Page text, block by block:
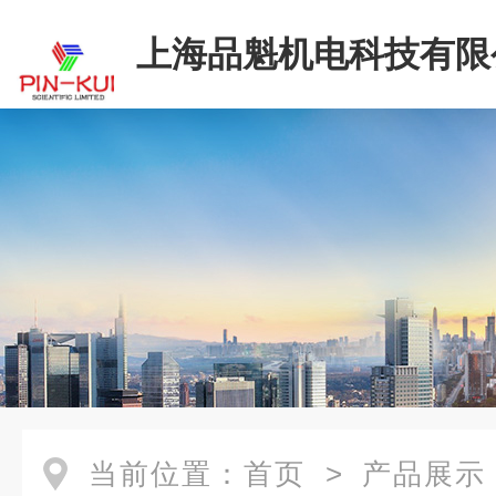
上海品魁机电科技有
当前位置： 首页 > 产品展示